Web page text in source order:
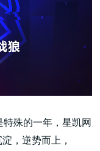
办抽赏开发
限赏
殊的一年，星凯网
，逆势而上，